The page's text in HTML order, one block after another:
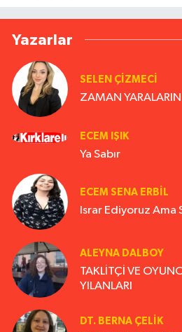
Yazarlar
SELEN ÇİZMECİ
ZAMAN
ECEM IŞIK
Ya Sabır
ECEM SENA ERBIL
Israr Ediyoruz Ama
ALEYNA DALBOY
TAKLİTÇİ VE
YILANLARI
DT. BERNA ÇELIK